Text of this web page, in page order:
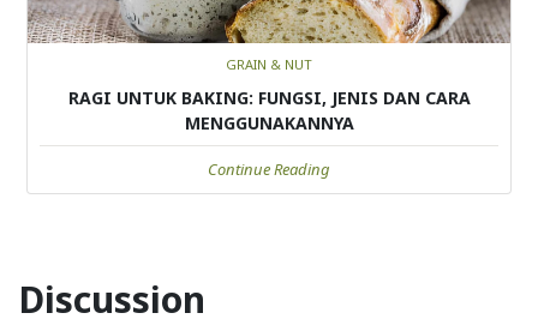
GRAIN & NUT
RAGI UNTUK BAKING: FUNGSI, JENIS DAN CARA
MENGGUNAKANNYA
Continue Reading
Discussion